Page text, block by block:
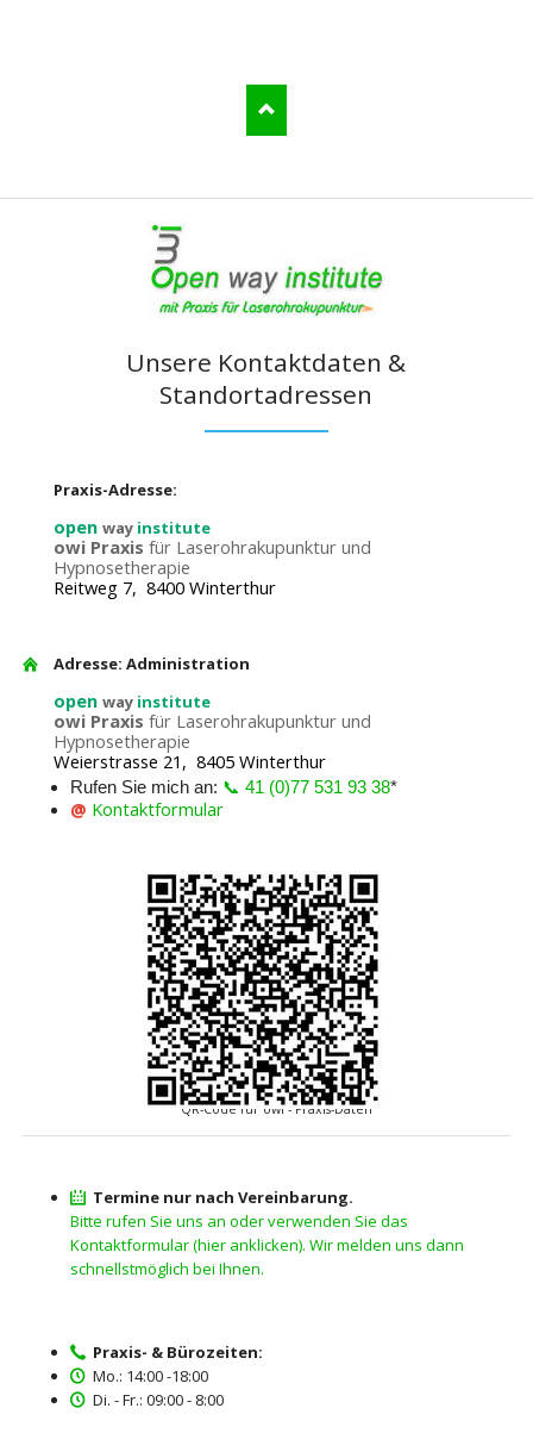
Unsere Kontaktdaten &
Standortadressen
Praxis-Adresse:
open wayinstitute
owi Praxis für Laserohrakupunktur und
Hypnosetherapie
Reitweg 7, 8400 Winterthur
Adresse: Administration
open wayinstitute
owi Praxis für Laserohrakupunktur und
Hypnosetherapie
Weierstrasse 21, 8405 Winterthur
Rufen Sie mich an: 📞 41 (0)77 531 93 38*
@ Kontaktformular
QR-Code für owi - Praxis-Daten
Termine nur nach Vereinbarung.
Bitte rufen Sie uns an oder verwenden Sie das
Kontaktformular (hier anklicken). Wir melden uns dann
schnellstmöglich bei Ihnen.
Praxis- & Bürozeiten:
Mo.: 14:00 -18:00
Di. - Fr.: 09:00 - 8:00